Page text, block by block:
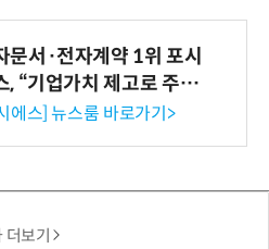
문서·전자계약 1위 포시
, “기업가치 제고로 주주
강화” 계획 공시
에스] 뉴스룸 바로가기>
더보기